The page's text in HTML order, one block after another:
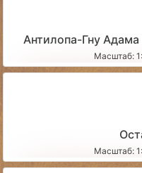
Антилопа-Гну Адама
Масштаб:
Масштаб: